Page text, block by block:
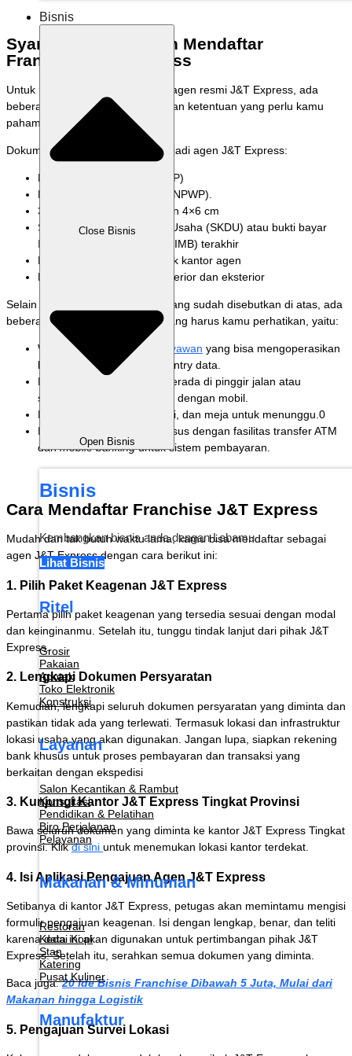
Bisnis
Close Bisnis
Open Bisnis
Bisnis
Kembangkan bisnis anda dengan Labamu
Lihat Bisnis
Ritel
Grosir
Pakaian
Apotek
Toko Elektronik
Konstruksi
Layanan
Salon Kecantikan & Rambut
Konsultasi
Pendidikan & Pelatihan
Biro Perjalanan
Pelayanan
Makanan & Minuman
Restoran
Kedai Kopi
Stan
Katering
Pusat Kuliner
Manufaktur
Syarat dan Ketentuan Mendaftar
Franchise J&T Express
Untuk mendaftarkan diri sebagai agen resmi J&T Express, ada
beberapa dokumen pendukung dan ketentuan yang perlu kamu
pahami. Berikut uraiannya.
Dokumen persyaratan untuk menjadi agen J&T Express:
Kartu Tanda Penduduk (KTP)
Nomor Pokok Wajib Pajak (NPWP).
3 lembar pas foto berukuran 4×6 cm
Surat Keterangan Domisili Usaha (SKDU) atau bukti bayar
Izin Mendirikan Bangunan (IMB) terakhir
Memiliki lokasi khusus untuk kantor agen
Mengirimkan foto lokasi, interior dan eksterior
Selain persyaratan administrasi yang sudah disebutkan di atas, ada
beberapa ketentuan tambahan yang harus kamu perhatikan, yaitu:
Wajib memiliki 1 atau 2 karyawan yang bisa mengoperasikan
komputer dan melakukan entry data.
Lokasi usaha disarankan berada di pinggir jalan atau
strategis dan dapat diakses dengan mobil.
Memiliki tempat parkir, kursi, dan meja untuk menunggu.0
Menyediakan rekening khusus dengan fasilitas transfer ATM
danmobile bankinguntuk sistem pembayaran.
Cara Mendaftar Franchise J&T Express
Mudah dan tak butuh waktu lama, kamu bisa mendaftar sebagai
agen J&T Express dengan cara berikut ini:
1. Pilih Paket Keagenan J&T Express
Pertama pilih paket keagenan yang tersedia sesuai dengan modal
dan keinginanmu. Setelah itu, tunggu tindak lanjut dari pihak J&T
Express.
2. Lengkapi Dokumen Persyaratan
Kemudian, lengkapi seluruh dokumen persyaratan yang diminta dan
pastikan tidak ada yang terlewati. Termasuk lokasi dan infrastruktur
lokasi usaha yang akan digunakan. Jangan lupa, siapkan rekening
bank khusus untuk proses pembayaran dan transaksi yang
berkaitan dengan ekspedisi
3. Kunjungi Kantor J&T Express Tingkat Provinsi
Bawa seluruh dokumen yang diminta ke kantor J&T Express Tingkat
provinsi. Klikdi sini untuk menemukan lokasi kantor terdekat.
4. Isi Aplikasi Pengajuan Agen J&T Express
Setibanya di kantor J&T Express, petugas akan memintamu mengisi
formulir pengajuan keagenan. Isi dengan lengkap, benar, dan teliti
karena data ini akan digunakan untuk pertimbangan pihak J&T
Express. Setelah itu, serahkan semua dokumen yang diminta.
Baca juga:20 Ide Bisnis Franchise Dibawah 5 Juta, Mulai dari
Makanan hingga Logistik
5. Pengajuan Survei Lokasi